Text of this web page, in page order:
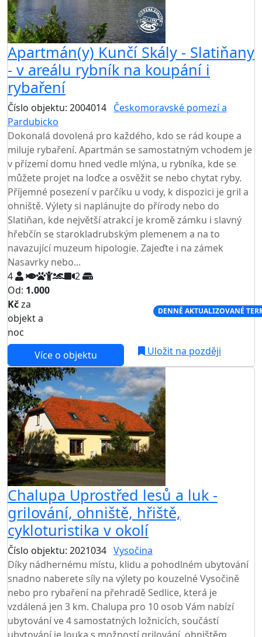
Apartmán(y) Kunčí Skály - Slatiňany
- v areálu rybník na koupání i
rybaření
Číslo objektu: 2004014 Českomoravské pomezí a
Pardubicko
Dokonalá dovolená pro každého, kdo se rád koupe a
miluje rybaření. Apartmán se samostatným vchodem je
v přízemí domu hned vedle mlýna, u rybníka, kde se
můžete projet na loďce a osvěžit se nebo chytat ryby.
Příjemné posezení v parčíku u vody, k dispozici je gril a
ohniště. Výlety si naplánujte do přírody nebo do
Slatiňan, kde největší atrakcí je kromě zámku i slavný
hřebčín se starokladrubským plemenem a na to
navazující muzeum hipologie. Zajeďte i na zámek
Nasavrky nebo...
4
2
Od: 1.000
Kčza
objekt a
noc
DENNĚ AKTUALIZOVANÉ
Více o objektu Uložit na později
Chalupa Uprostřed lesů a luk -
grilování, ohniště, hřiště,
cykloturistika v okolí
Číslo objektu: 2021034 Vysočina
Díky nádhernému místu, klidu a pohodlném ubytování
snadno naberete síly na výlety po kouzelné Vysočině
nebo pro rybaření na přehradě Sedlice, která je
vzdálená jen 3 km. Chalupa pro 10 osob Vám nabízí
ubytování ve 4 samostatných ložnicích, součástí